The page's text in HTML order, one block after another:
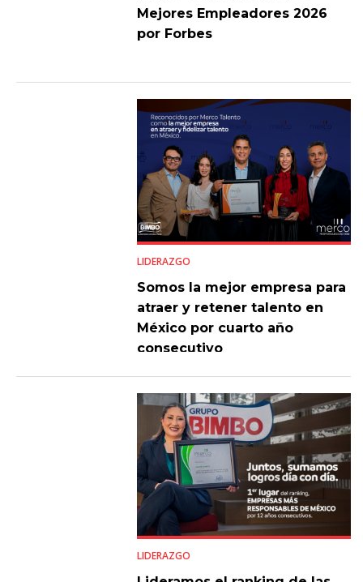
Mejores Empleadores 2026
por Forbes
LIDERAZGO
Somos la mejor empresa para
atraer y retener talento en
México por cuarto año
consecutivo
LIDERAZGO